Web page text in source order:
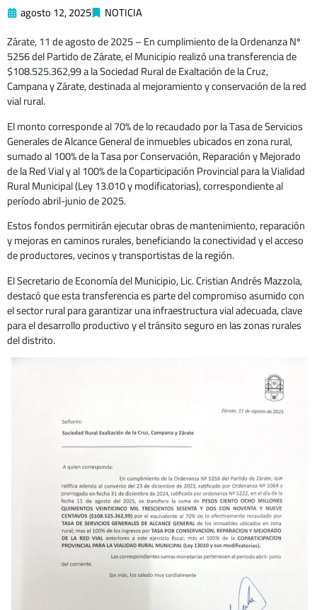
agosto 12, 2025
NOTICIA
Zárate, 11 de agosto de 2025 – En cumplimiento de la Ordenanza Nº
5256 del Partido de Zárate, el Municipio realizó una transferencia de
$108.525.362,99 a la Sociedad Rural de Exaltación de la Cruz,
Campana y Zárate, destinada al mejoramiento y conservación de la red
vial rural.
El monto corresponde al 70% de lo recaudado por la Tasa de Servicios
Generales de Alcance General de inmuebles ubicados en zona rural,
sumado al 100% de la Tasa por Conservación, Reparación y Mejorado
de la Red Vial y al 100% de la Coparticipación Provincial para la Vialidad
Rural Municipal (Ley 13.010 y modificatorias), correspondiente al
período abril-junio de 2025.
Estos fondos permitirán ejecutar obras de mantenimiento, reparación
y mejoras en caminos rurales, beneficiando la conectividad y el acceso
de productores, vecinos y transportistas de la región.
El Secretario de Economía del Municipio, Lic. Cristian Andrés Mazzola,
destacó que esta transferencia es parte del compromiso asumido con
el sector rural para garantizar una infraestructura vial adecuada, clave
para el desarrollo productivo y el tránsito seguro en las zonas rurales
del distrito.